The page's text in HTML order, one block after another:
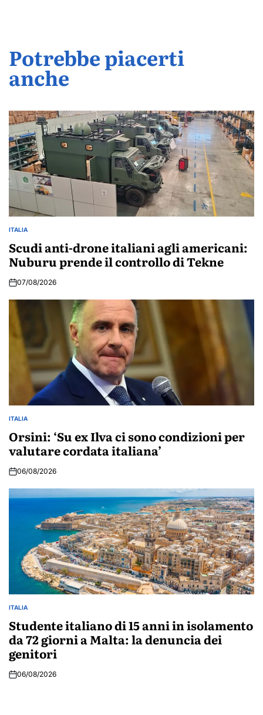
Potrebbe piacerti
anche
POSTED
ITALIA
Scudi anti-drone italiani agli americani:
Nuburu prende il controllo di Tekne
07/08/2026
POSTED
ITALIA
Orsini: ‘Su ex Ilva ci sono condizioni per
valutare cordata italiana’
06/08/2026
POSTED
ITALIA
Studente italiano di 15 anni in isolamento
da 72 giorni a Malta: la denuncia dei
genitori
06/08/2026